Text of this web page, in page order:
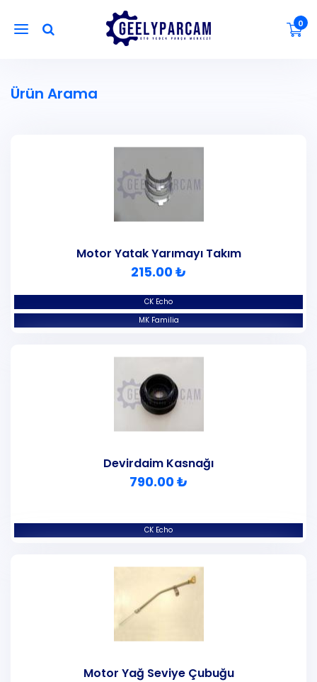
0
Ürün Arama
CK Echo
MK Familia
Motor Yatak Yarımayı Takım
215.00 ₺
CK Echo
Devirdaim Kasnağı
790.00 ₺
Motor Yağ Seviye Çubuğu